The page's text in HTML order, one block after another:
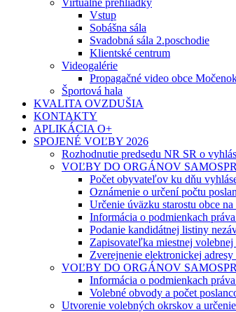
Virtuálne prehliadky
Vstup
Sobášna sála
Svadobná sála 2.poschodie
Klientské centrum
Videogalérie
Propagačné video obce
Športová hala
KVALITA OVZDUŠIA
KONTAKTY
APLIKÁCIA O+
SPOJENÉ VOĽBY 2026
Rozhodnutie predsedu NR SR o
VOĽBY DO ORGÁNOV
Počet obyvateľov ku dňu
Oznámenie o určení počtu
Určenie úväzku starostu obce
Informácia o podmienkach
Podanie kandidátnej listiny
Zapisovateľka miestnej
Zverejnenie elektronickej
VOĽBY DO ORGÁNOV
Informácia o podmienkach
Volebné obvody a počet
Utvorenie volebných okrskov a